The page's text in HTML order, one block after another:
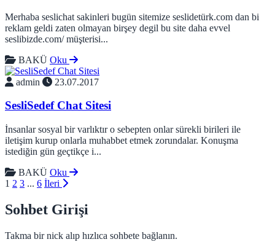
Merhaba seslichat sakinleri bugün sitemize seslidetürk.com dan bi
reklam geldi zaten olmayan birşey degil bu site daha evvel
seslibizde.com/ müşterisi...
BAKÜ Oku
admin 23.07.2017
SesliSedef Chat Sitesi
İnsanlar sosyal bir varlıktır o sebepten onlar sürekli birileri ile
iletişim kurup onlarla muhabbet etmek zorundalar. Konuşma
istediğin gün geçtikçe i...
BAKÜ Oku
1 2 3 ... 6 İleri
Sohbet Girişi
Takma bir nick alıp hızlıca sohbete bağlanın.